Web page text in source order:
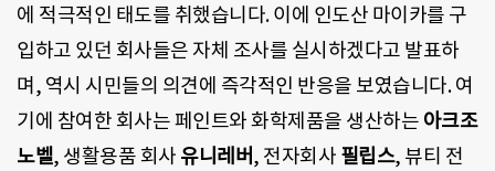
에 적극적인 태도를 취했습니다. 이에 인도산 마이카를 구
입하고 있던 회사들은 자체 조사를 실시하겠다고 발표하
며, 역시 시민들의 의견에 즉각적인 반응을 보였습니다. 여
기에 참여한 회사는 페인트와 화학제품을 생산하는 아크조
노벨, 생활용품 회사 유니레버, 전자회사 필립스, 뷰티 전